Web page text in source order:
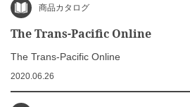
商品カタログ
The Trans-Pacific Online
The Trans-Pacific Online
2020.06.26